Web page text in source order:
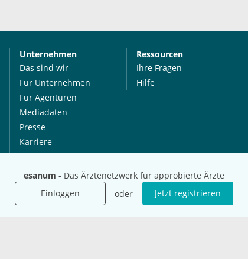
esanum - Das Ärztenetzwerk für approbierte Ärzte
Einloggen
oder Jetzt registrieren
Unternehmen
Das sind wir
Für Unternehmen
Für Agenturen
Mediadaten
Presse
Karriere
Ressourcen
Ihre Fragen
Hilfe
International
esanum.it
Social Media
Youtube